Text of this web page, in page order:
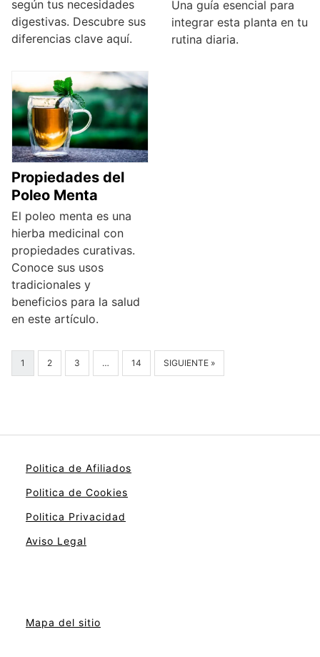
según tus necesidades
digestivas. Descubre sus
diferencias clave aquí.
Una guía esencial para
integrar esta planta en tu
rutina diaria.
Propiedades del
Poleo Menta
El poleo menta es una
hierba medicinal con
propiedades curativas.
Conoce sus usos
tradicionales y
beneficios para la salud
en este artículo.
1 2 3 … 14 SIGUIENTE »
Politica de Afiliados
Politica de Cookies
Politica Privacidad
Aviso Legal
Mapa del sitio